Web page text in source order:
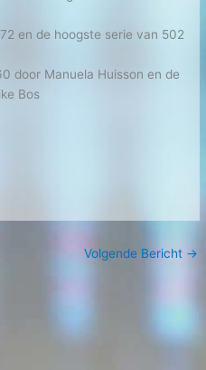
en de hoogste serie van 502
door Manuela Huisson en de
Bos
Volgende Bericht →